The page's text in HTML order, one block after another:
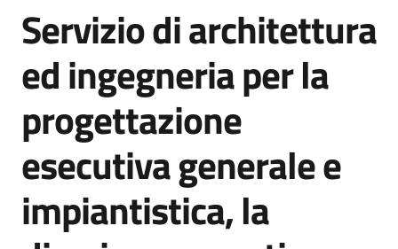
acquisto
Supporto
Piattaforme
telematiche
Salta al contenuto
Servizio di architettura
ed ingegneria per la
progettazione
esecutiva generale e
impiantistica, la